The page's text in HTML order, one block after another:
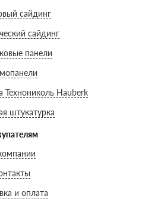
сайдинг
сайдинг
панели
Технониколь Hauberk
штукатурка
и оплата